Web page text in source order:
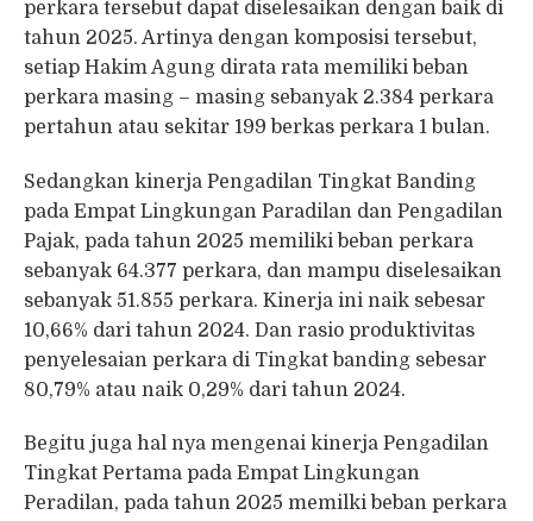
perkara tersebut dapat diselesaikan dengan baik di
tahun 2025. Artinya dengan komposisi tersebut,
setiap Hakim Agung dirata rata memiliki beban
perkara masing – masing sebanyak 2.384 perkara
pertahun atau sekitar 199 berkas perkara 1 bulan.
Sedangkan kinerja Pengadilan Tingkat Banding
pada Empat Lingkungan Paradilan dan Pengadilan
Pajak, pada tahun 2025 memiliki beban perkara
sebanyak 64.377 perkara, dan mampu diselesaikan
sebanyak 51.855 perkara. Kinerja ini naik sebesar
10,66% dari tahun 2024. Dan rasio produktivitas
penyelesaian perkara di Tingkat banding sebesar
80,79% atau naik 0,29% dari tahun 2024.
Begitu juga hal nya mengenai kinerja Pengadilan
Tingkat Pertama pada Empat Lingkungan
Peradilan, pada tahun 2025 memilki beban perkara